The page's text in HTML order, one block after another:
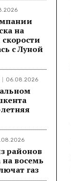
на
с Луной
06.08.2026
районов
восемь
газ